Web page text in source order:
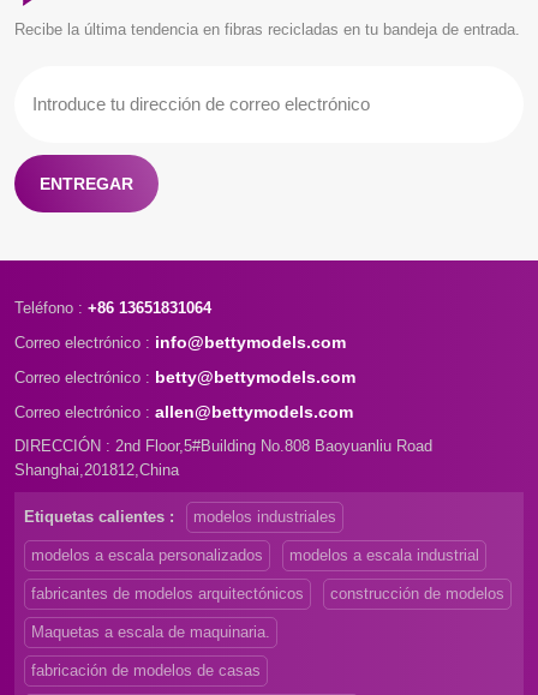
Recibe la última tendencia en fibras recicladas en tu bandeja de entrada.
ENTREGAR
Teléfono : +86 13651831064
Correo electrónico : info@bettymodels.com
Correo electrónico : betty@bettymodels.com
Correo electrónico : allen@bettymodels.com
DIRECCIÓN : 2nd Floor,5#Building No.808 Baoyuanliu Road
Shanghai,201812,China
Etiquetas calientes : modelos industriales
modelos a escala personalizados modelos a escala industrial
fabricantes de modelos arquitectónicos construcción de modelos
Maquetas a escala de maquinaria.
fabricación de modelos de casas